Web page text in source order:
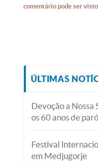
comentário pode ser
ÚLTIMAS
Devoção a Nossa
os 60 anos de
Festival
em Medjugorje